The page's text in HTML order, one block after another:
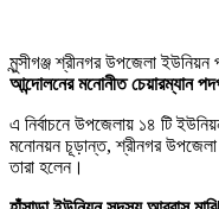
মুন্সীগঞ্জ শ্রীনগর উপজেলা ইউনিয়ন
আন্দোলনের মনোনীত চেয়ারম্যান
এ নির্বাচনে উপজেলায় ১৪ টি
মনোনয়ন চূড়ান্ত, শ্রীনগর
তারা হলেন।